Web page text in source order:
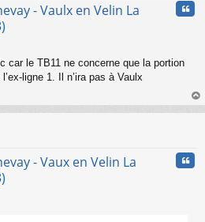
- Vaulx en Velin La
car le TB11 ne concerne que la portion
ligne 1. Il n’ira pas à Vaulx
au
- Vaux en Velin La